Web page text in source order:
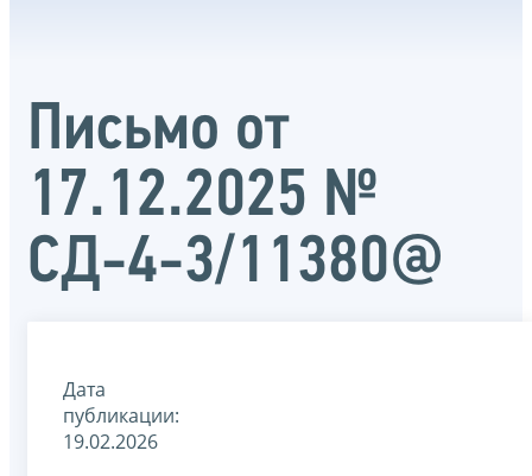
Письмо от
17.12.2025 №
СД-4-3/11380@
Дата
публикации:
19.02.2026